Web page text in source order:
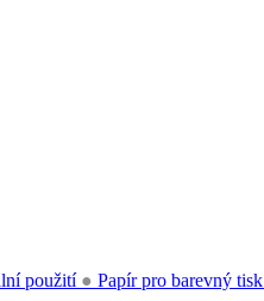
použití ● Papír pro barevný tisk